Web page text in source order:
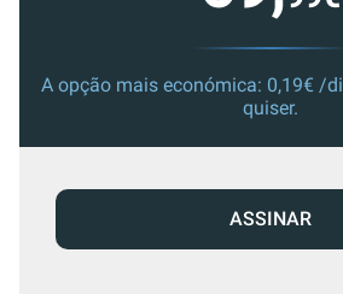
A opção mais económica: 0,19€ /
quiser.
ASSINAR